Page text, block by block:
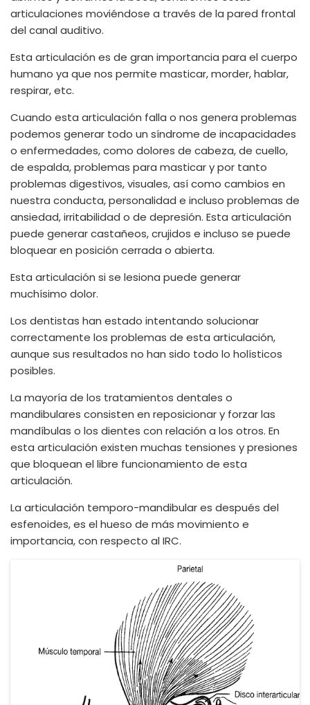
articulaciones moviéndose a través de la pared frontal
del canal auditivo.
Esta articulación es de gran importancia para el cuerpo
humano ya que nos permite masticar, morder, hablar,
respirar, etc.
Cuando esta articulación falla o nos genera problemas
podemos generar todo un síndrome de incapacidades
o enfermedades, como dolores de cabeza, de cuello,
de espalda, problemas para masticar y por tanto
problemas digestivos, visuales, así como cambios en
nuestra conducta, personalidad e incluso problemas de
ansiedad, irritabilidad o de depresión. Esta articulación
puede generar castañeos, crujidos e incluso se puede
bloquear en posición cerrada o abierta.
Esta articulación si se lesiona puede generar
muchísimo dolor.
Los dentistas han estado intentando solucionar
correctamente los problemas de esta articulación,
aunque sus resultados no han sido todo lo holísticos
posibles.
La mayoría de los tratamientos dentales o
mandibulares consisten en reposicionar y forzar las
mandíbulas o los dientes con relación a los otros. En
esta articulación existen muchas tensiones y presiones
que bloquean el libre funcionamiento de esta
articulación.
La articulación temporo-mandibular es después del
esfenoides, es el hueso de más movimiento e
importancia, con respecto al IRC.